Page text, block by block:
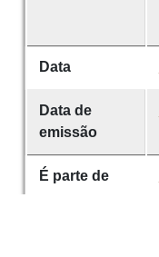
Data
Data de
emissão
É parte de